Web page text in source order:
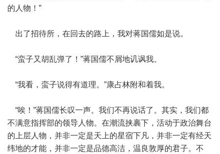
的人物！”
出了招待所，在回去的路上，我对蒋国儒如是说。
“蛮子又胡乱弹了！”蒋国儒不屑地讥讽我。
“我看，蛮子说得有道理。”康占林附和着我。
“唉！”蒋国儒长叹一声。我们不再说话了。其实，我们都
不满意指挥部的领导人物。在潮流挟裹下，活动于政治舞台
的上层人物，并非一定是天上的星宿下凡，并非一定有经天
纬地的才能，并非一定是品德高洁，温良敦厚的君子。不